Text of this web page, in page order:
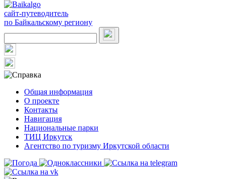
сайт-путеводитель
по Байкальскому региону
Общая информация
О проекте
Контакты
Навигация
Национальные парки
ТИЦ Иркутск
Агентство по туризму Иркутской области